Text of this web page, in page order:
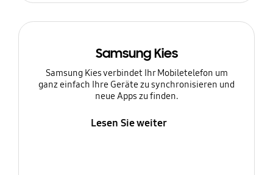
Samsung Kies
Samsung Kies verbindet Ihr Mobiletelefon um
ganz einfach Ihre Geräte zu synchronisieren und
neue Apps zu finden.
Lesen Sie weiter